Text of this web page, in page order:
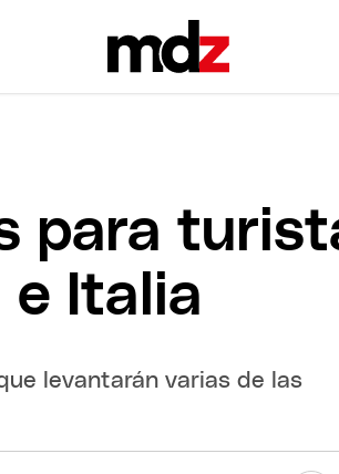
para
e Italia
levantarán varias de las